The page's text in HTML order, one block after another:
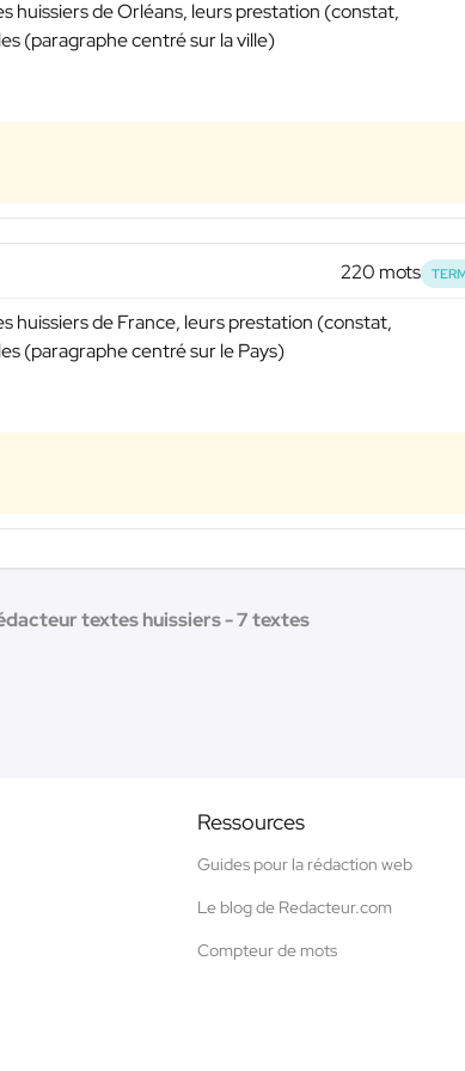
huissiers de Orléans, leurs prestation (constat,
(paragraphe centré sur la ville)
220 mots
huissiers de France, leurs prestation (constat,
(paragraphe centré sur le Pays)
textes huissiers - 7 textes
Ressources
Guides pour la rédaction web
Le blog de Redacteur.com
Compteur de mots